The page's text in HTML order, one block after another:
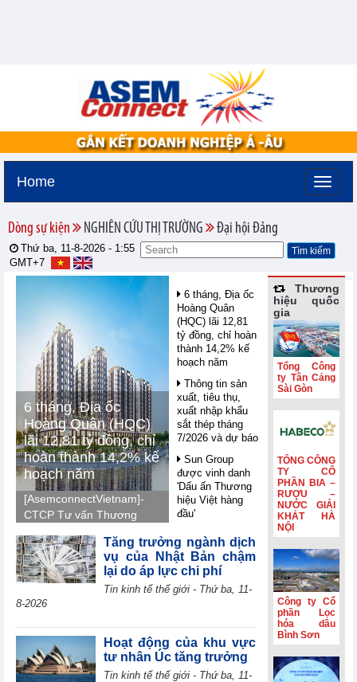
Home
Dòng sự kiện NGHIÊN CỨU THỊ TRƯỜNG Đại hội Đảng
Thứ ba, 11-8-2026 - 1:55
GMT+7
6 tháng, Địa ốc
Hoàng Quân (HQC)
lãi 12,81 tỷ đồng, chỉ
hoàn thành 14,2% kế
hoạch năm
[AsemconnectVietnam]-
CTCP Tư vấn Thương
Hoàng Quân (mã HQC -
sàn HOSE) ghi nhận lãi
7,41 tỷ đồng trong quý
II, luỹ kế nửa đầu năm
2026 lãi 12,81 tỷ đồng
và hoàn thành 14,2% so
với kế hoạch năm 2026.
6 tháng, Địa ốc
Hoàng Quân
(HQC) lãi 12,81
tỷ đồng, chỉ hoàn
thành 14,2% kế
hoạch năm
Thông tin sản
xuất, tiêu thụ,
xuất nhập khẩu
sắt thép tháng
7/2026 và dự báo
Sun Group
được vinh danh
'Dấu ấn Thương
hiệu Việt hàng
đầu'
Nghị quyết 10 -
FDI trong giai
đoạn mới: Công
nghệ, liên kết và
giá trị dài hạn
ngọt từ hoạt động
kinh doanh ngoài
xăng dầu
Tăng trưởng ngành dịch
vụ của Nhật Bản chậm
lại do áp lực chi phí
Tin kinh tế thế giới - Thứ ba, 11-
8-2026
Hoạt động của khu vực
tư nhân Úc tăng trưởng
Tin kinh tế thế giới - Thứ ba, 11-
Thương
hiệu quốc
gia
Tổng Công
ty Tân Cảng
Sài Gòn
TỔNG CÔNG
TY CỔ
PHẦN BIA –
RƯỢU –
NƯỚC GIẢI
KHÁT HÀ
NỘI
Công ty Cổ
phần Lọc
hóa dầu
Bình Sơn